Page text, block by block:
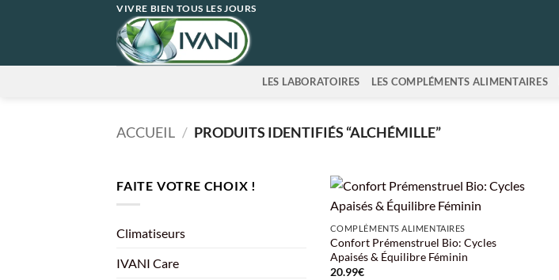
VIVRE BIEN TOUS LES JOURS
LES LABORATOIRES LES COMPLÉMENTS ALIMENTAIRES
ACCUEIL / PRODUITS IDENTIFIÉS “ALCHÉMILLE”
FAITE VOTRE CHOIX !
Climatiseurs
IVANI Care
+
COMPLÉMENTS ALIMENTAIRES
Confort Prémenstruel Bio: Cycles
Apaisés & Équilibre Féminin
20.99€